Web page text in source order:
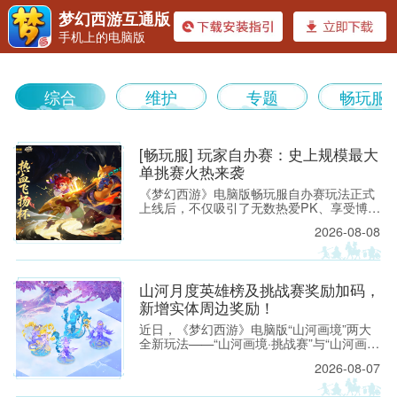
《梦幻
西游》
梦幻西游互通版
手机上的电脑版
综合 维护 专题 畅玩服
[畅玩服] 玩家自办赛：史上规模最大
单挑赛火热来袭
《梦幻西游》电脑版畅玩服自办赛玩法正式
上线后，不仅吸引了无数热爱PK、享受博弈
拉满、热血激情的“1V1”单挑赛。近日，
【龙卷雨击】服务器的「热血飞扬」发起了
一场可供2048位少侠参与、总奖池超10万仙
规模最大的单挑赛。
2026-08-08
山河月度英雄榜及挑战赛奖励加码，
新增实体周边奖励！
近日，《梦幻西游》电脑版“山河画境”两大
全新玩法——“山河画境·挑战赛”与“山河画境
勇闯画境、挑战自我，我们为两大玩法新增
丰厚实物周边奖励，各位少侠将有机会赢取
2026-08-07